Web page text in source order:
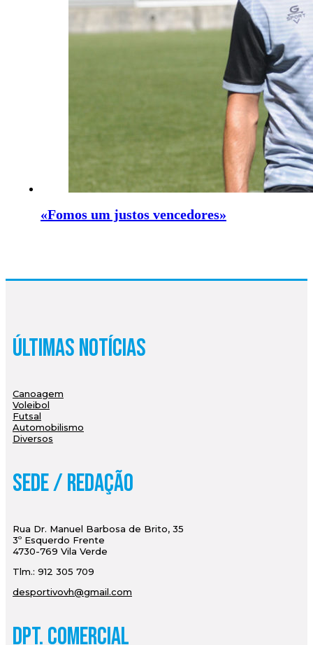
«Fomos um justos vencedores»
Últimas Notícias
Canoagem
Voleibol
Futsal
Automobilismo
Diversos
Sede / Redação
Rua Dr. Manuel Barbosa de Brito, 35
3º Esquerdo Frente
4730-769 Vila Verde
Tlm.: 912 305 709
desportivovh@gmail.com
Dpt. Comercial